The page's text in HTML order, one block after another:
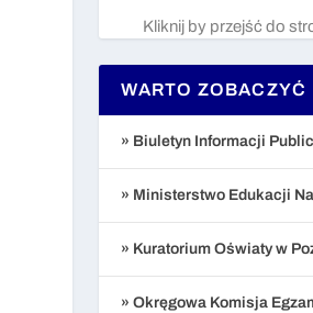
Kliknij by przejść do
WARTO ZOBACZYĆ
» Biuletyn Informacji
» Ministerstwo Edukacji
» Kuratorium Oświaty w
» Okręgowa Komisja